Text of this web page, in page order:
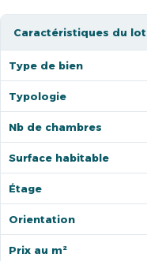
Caractéristiques du lot
Type de bien
Typologie
Nb de chambres
Surface habitable
Étage
Orientation
Prix au m²